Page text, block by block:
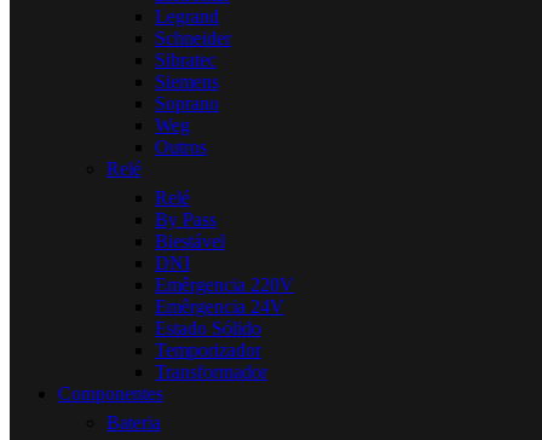
Legrand
Schneider
Sibratec
Siemens
Soprano
Weg
Outros
Relé
Relé
By Pass
Biestável
DNI
Emêrgencia 220V
Emêrgencia 24V
Estado Sólido
Temporizador
Transformador
Componentes
Bateria